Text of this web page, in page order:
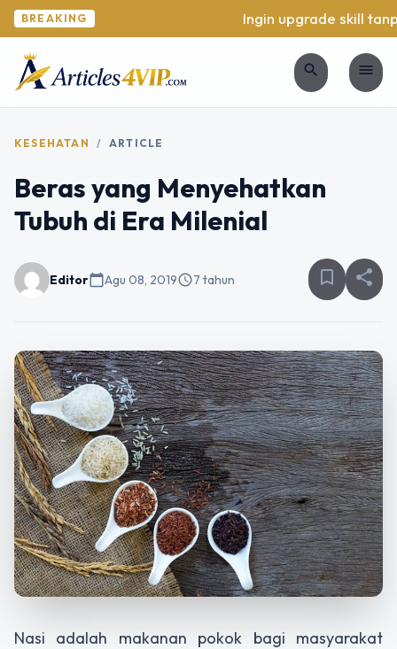
BREAKING Ingin upgrade skill
search menu
KESEHATAN / ARTICLE
Beras yang Menyehatkan
Tubuh di Era Milenial
Editorcalendar_todayAgu 08, 2019schedule7 tahun bookmark_border share
Nasi adalah makanan pokok bagi masyarakat